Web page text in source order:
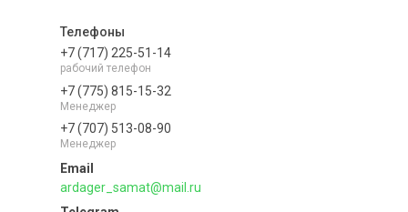
+7 (717) 225-51-14
рабочий телефон
+7 (775) 815-15-32
Менеджер
+7 (707) 513-08-90
Менеджер
ardager_samat@mail.ru